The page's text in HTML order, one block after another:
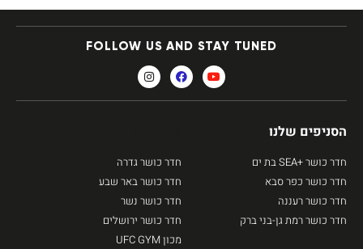
FOLLOW US AND STAY TUNED
הסניפים שלנו
חדר כושר +SEA בת ים
חדר כושר כפר סבא
חדר כושר רעננה
חדר כושר רמת גן-בני ברק
חדר כושר גדרה
חדר כושר באר שבע
חדר כושר נשר
חדר כושר ירושלים
מכון UFC GYM